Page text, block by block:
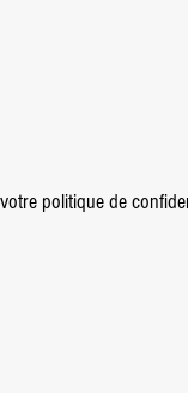
politique de